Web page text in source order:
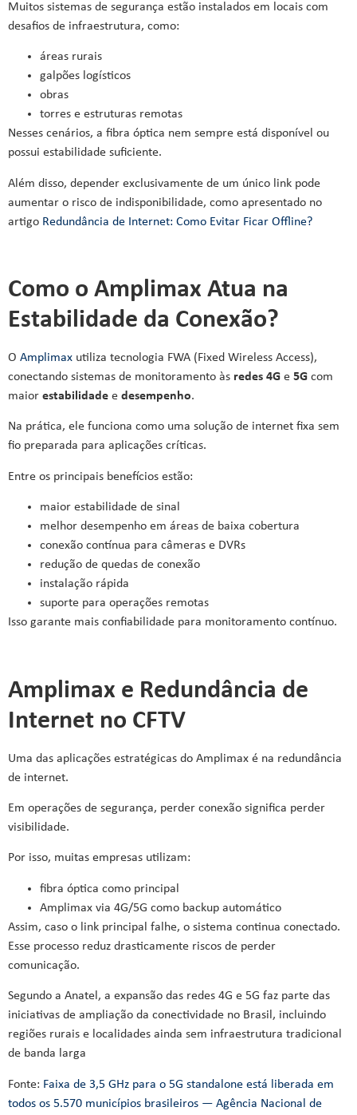
Muitos sistemas de segurança estão instalados em locais com
desafios de infraestrutura, como:
áreas rurais
galpões logísticos
obras
torres e estruturas remotas
Nesses cenários, a fibra óptica nem sempre está disponível ou
possui estabilidade suficiente.
Além disso, depender exclusivamente de um único link pode
aumentar o risco de indisponibilidade, como apresentado no
artigo Redundância de Internet: Como Evitar Ficar Offline?
Como o Amplimax Atua na
Estabilidade da Conexão?
O Amplimax utiliza tecnologia FWA (Fixed Wireless Access),
conectando sistemas de monitoramento às redes 4G e 5G com
maior estabilidade e desempenho.
Na prática, ele funciona como uma solução de internet fixa sem
fio preparada para aplicações críticas.
Entre os principais benefícios estão:
maior estabilidade de sinal
melhor desempenho em áreas de baixa cobertura
conexão contínua para câmeras e DVRs
redução de quedas de conexão
instalação rápida
suporte para operações remotas
Isso garante mais confiabilidade para monitoramento contínuo.
Amplimax e Redundância de
Internet no CFTV
Uma das aplicações estratégicas do Amplimax é na redundância
de internet.
Em operações de segurança, perder conexão significa perder
visibilidade.
Por isso, muitas empresas utilizam:
fibra óptica como principal
Amplimax via 4G/5G como backup automático
Assim, caso o link principal falhe, o sistema continua conectado.
Esse processo reduz drasticamente riscos de perder
comunicação.
Segundo a Anatel, a expansão das redes 4G e 5G faz parte das
iniciativas de ampliação da conectividade no Brasil, incluindo
regiões rurais e localidades ainda sem infraestrutura tradicional
de banda larga
Fonte: Faixa de 3,5 GHz para o 5G standalone está liberada em
todos os 5.570 municípios brasileiros — Agência Nacional de